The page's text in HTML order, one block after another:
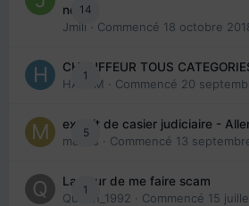
14
note
Jmili · Commencé 18 octobre
1
CHAUFFEUR TOUS
HAZEM · Commencé 20
5
extrait de casier judiciaire -
maries · Commencé 13
1
La peur de me faire scam
Queen_1992 · Commencé 15